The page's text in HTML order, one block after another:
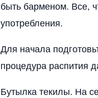
быть барменом. Все,
употребления.
Для начала
процедура распития
Бутылка текилы. На